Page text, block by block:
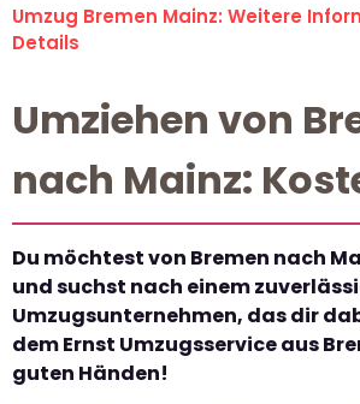
Umzug Bremen Mainz: Weitere
Details
Umziehen von
nach Mainz:
Du möchtest von Bremen nach
und suchst nach einem
Umzugsunternehmen, das dir
dem Ernst Umzugsservice aus
guten Händen!